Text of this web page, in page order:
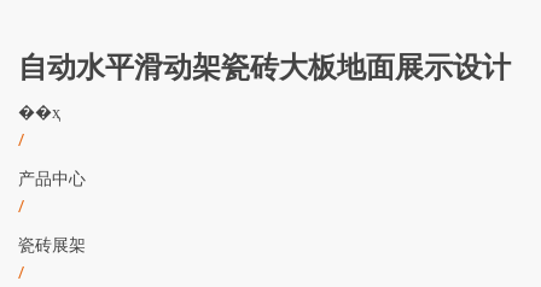
自动水平滑动架瓷砖大板地面展示设计
��ҳ
/
产品中心
/
瓷砖展架
/